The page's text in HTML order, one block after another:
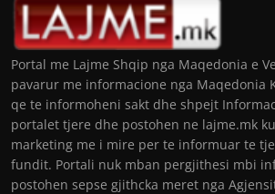
Portal me Lajme Shqip nga Maqedonia e
pavarur me informacione nga Maqedonia
qe te informoheni sakt dhe shpejt
portalet tjere dhe postohen ne lajme.mk
marketing me i mire per te informuar te
fundit. Portali nuk mban pergjithesi mbi
postohen sepse gjithcka meret nga